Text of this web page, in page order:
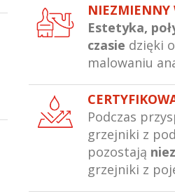
NIEZMIENNY
Estetyka,
czasie dzięki
malowaniu
Podczas
grzejniki z
pozostają
grzejniki z